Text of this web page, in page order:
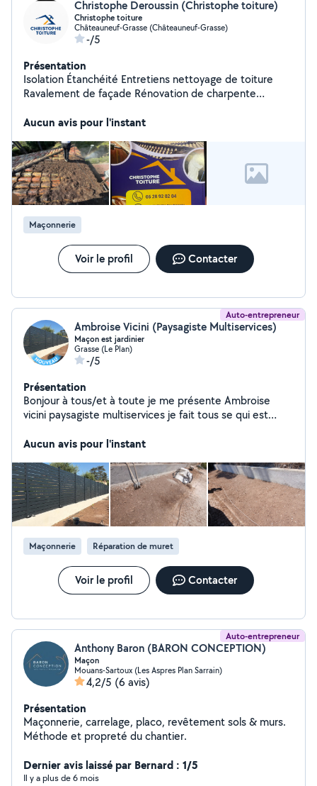
Christophe Deroussin (Christophe toiture)
Christophe toiture
Châteauneuf-Grasse (Châteauneuf-Grasse)
-/5
Présentation
Isolation Étanchéité Entretiens nettoyage de toiture
Ravalement de façade Rénovation de charpente
volets Nettoyage de panneaux solaires Nettoyage de
Aucun avis pour l'instant
Maçonnerie
Voir le profil Contacter
Auto-entrepreneur
Ambroise Vicini (Paysagiste Multiservices)
Maçon est jardinier
Grasse (Le Plan)
-/5
Présentation
Bonjour à tous/et à toute je me présente Ambroise
vicini paysagiste multiservices je fait tous se qui est
jardin comme de l'élagage ou débroussaillage ou du
entreprise multiservices est je ferai tous mon possible
pour satisfaire ma clientèle pour que vous soyez fier de
mon service rendu en temp est en heur merci d'avance
de la part de l'entreprise pour la confiance que vous
nous donnerai merci bcp
Aucun avis pour l'instant
Maçonnerie Réparation de muret
Voir le profil Contacter
Auto-entrepreneur
Anthony Baron (BARON CONCEPTION)
Maçon
Mouans-Sartoux (Les Aspres Plan Sarrain)
4,2/5 (6 avis)
Présentation
Maçonnerie, carrelage, placo, revêtement sols & murs.
Méthode et propreté du chantier.
Dernier avis laissé par Bernard : 1/5
Il y a plus de 6 mois